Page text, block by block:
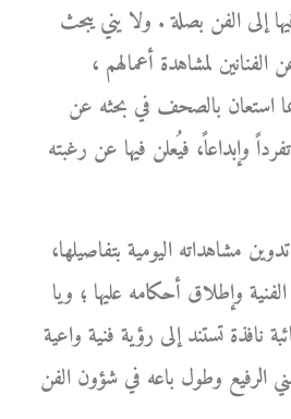
إلى الفن بصلة . ولا يني يبحث
لمشاهدة أعمالهم ،
استعان بالصحف في بحثه عن
وإبداعاً، فيُعلن فيها عن رغبته
مشاهداته اليومية بتفاصيلها،
وإطلاق أحكامه عليها ؛ ويا
نافذة تستند إلى رؤية فنية واعية
الرفيع وطول باعه في شؤون الفن